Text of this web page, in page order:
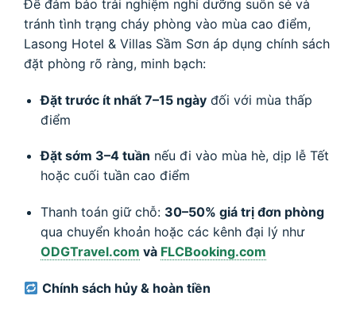
Để đảm bảo trải nghiệm nghỉ dưỡng suôn sẻ và
tránh tình trạng cháy phòng vào mùa cao điểm,
Lasong Hotel & Villas Sầm Sơn áp dụng chính sách
đặt phòng rõ ràng, minh bạch:
Đặt trước ít nhất 7–15 ngàyđối với mùa thấp
điểm
Đặt sớm 3–4 tuần nếu đi vào mùa hè, dịp lễ Tết
hoặc cuối tuần cao điểm
Thanh toán giữ chỗ: 30–50% giá trị đơn phòng
qua chuyển khoản hoặc các kênh đại lý như
ODGTravel.com và FLCBooking.com
Chính sách hủy & hoàn tiền